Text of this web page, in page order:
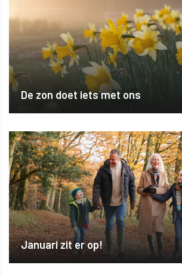
De zon doet iets met ons
Januari zit er op!